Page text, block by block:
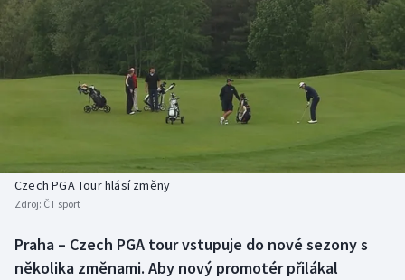
DALŠÍ SPORTY
Americký fotbal
Baseball a softbal
Biatlon
Box
NEPŘEHLÉDNĚTE
Soutěže
Aplikace ČT sport
Czech PGA Tour hlásí změny
Zdroj: ČT sport
Praha – Czech PGA tour vstupuje do nové sezony s
několika změnami. Aby nový promotér přilákal